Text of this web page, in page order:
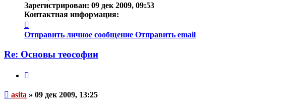
Зарегистрирован: 09 дек 2009, 09:53
Контактная информация:
информация
пользователя
Отправить личное сообщение Отправить email
Re: Основы теософии
Непрочитанное
сообщение
asita » 09 дек 2009, 13:25